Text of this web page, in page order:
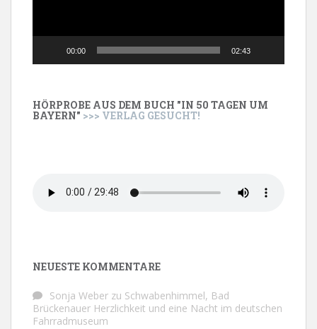
00:00 02:43
HÖRPROBE AUS DEM BUCH "IN 50 TAGEN UM
BAYERN" >>> VERLAG GESUCHT!
NEUESTE KOMMENTARE
Sonja Weber zu Schwabenhimmel, Bad
Brückenauer Herzlichkeit und eine Nacht im deutschen
Fahrradmuseum